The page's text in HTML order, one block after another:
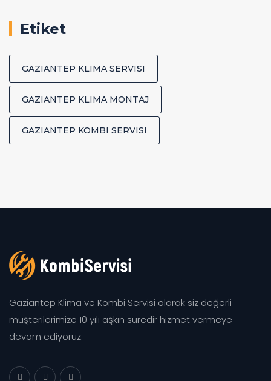
Etiket
GAZIANTEP KLIMA SERVISI
GAZIANTEP KLIMA MONTAJ
GAZIANTEP KOMBI SERVISI
Gaziantep Klima ve Kombi Servisi olarak siz değerli
müşterilerimize 10 yılı aşkın süredir hizmet vermeye
devam ediyoruz.